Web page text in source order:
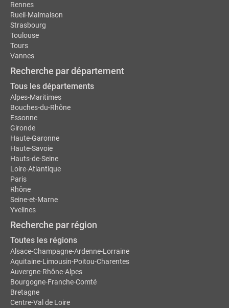
Rennes
Rueil-Malmaison
Strasbourg
Toulouse
Tours
Vannes
Recherche par département
Tous les départements
Alpes-Maritimes
Bouches-du-Rhône
Essonne
Gironde
Haute-Garonne
Haute-Savoie
Hauts-de-Seine
Loire-Atlantique
Paris
Rhône
Seine-et-Marne
Yvelines
Recherche par région
Toutes les régions
Alsace-Champagne-Ardenne-Lorraine
Aquitaine-Limousin-Poitou-Charentes
Auvergne-Rhône-Alpes
Bourgogne-Franche-Comté
Bretagne
Centre-Val de Loire